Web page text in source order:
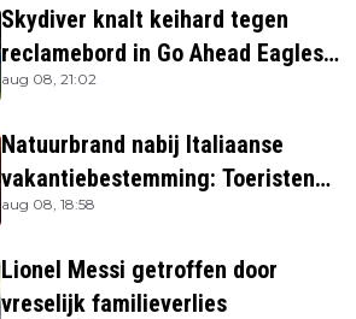
Skydiver knalt keihard tegen
reclamebord in Go Ahead Eagles-
stadion
aug 08, 21:02
Natuurbrand nabij Italiaanse
vakantiebestemming: Toeristen
uit verblijven gehaald
aug 08, 18:58
Lionel Messi getroffen door
vreselijk familieverlies